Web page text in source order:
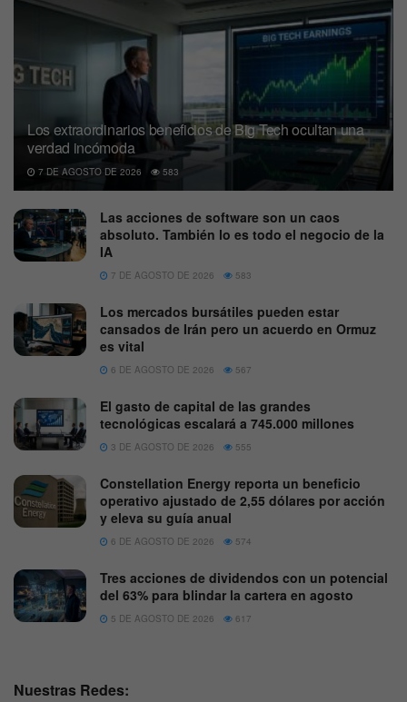
Los extraordinarios beneficios de Big Tech ocultan una
verdad incómoda
7 DE AGOSTO DE 2026 583
Las acciones de software son un caos
absoluto. También lo es todo el negocio de la
IA
7 DE AGOSTO DE 2026 583
Los mercados bursátiles pueden estar
cansados de Irán pero un acuerdo en Ormuz
es vital
6 DE AGOSTO DE 2026 567
El gasto de capital de las grandes
tecnológicas escalará a 745.000 millones
3 DE AGOSTO DE 2026 555
Constellation Energy reporta un beneficio
operativo ajustado de 2,55 dólares por acción
y eleva su guía anual
6 DE AGOSTO DE 2026 574
Tres acciones de dividendos con un potencial
del 63% para blindar la cartera en agosto
5 DE AGOSTO DE 2026 617
Nuestras Redes: